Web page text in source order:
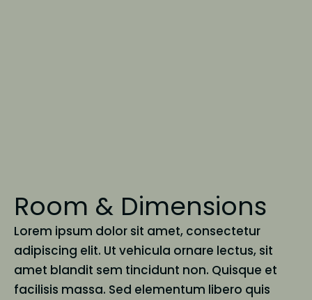
Room & Dimensions
Lorem ipsum dolor sit amet, consectetur
adipiscing elit. Ut vehicula ornare lectus, sit
amet blandit sem tincidunt non. Quisque et
facilisis massa. Sed elementum libero quis